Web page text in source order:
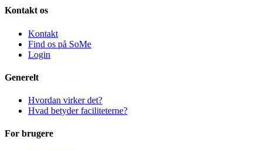
Kontakt os
Kontakt
Find os på SoMe
Login
Generelt
Hvordan virker det?
Hvad betyder faciliteterne?
For brugere